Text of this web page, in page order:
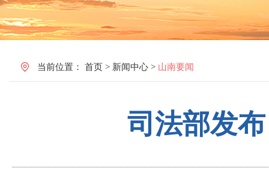
当前位置： 首页 > 新闻中心 > 山南要闻
司法部发